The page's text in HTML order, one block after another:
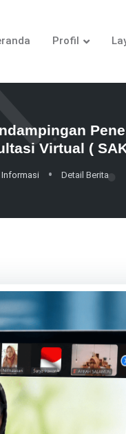
Profil
Virtual (
Informasi Detail Berita